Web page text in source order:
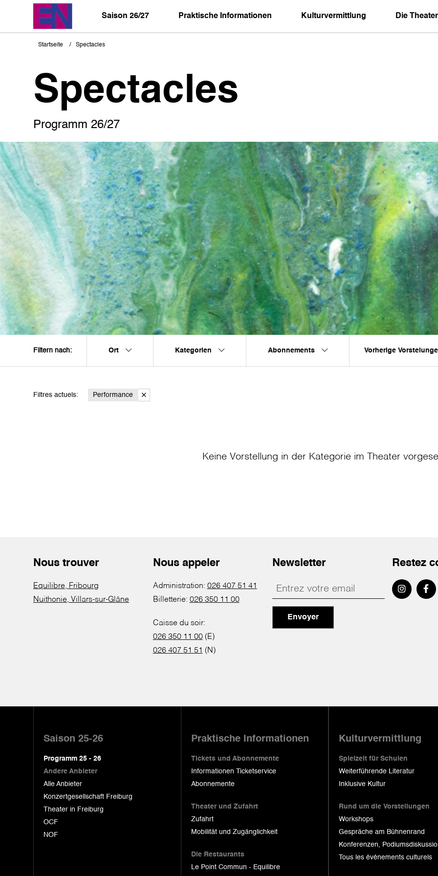
Saison 26/27 Praktische Informationen Kulturvermittlung Die Theater
Pfadnavigation
Startseite Spectacles
Spectacles
Programm 26/27
Filtern nach: Ort Kategorien Abonnements Vorherige
Filtres actuels: Performance
Keine Vorstellung in der Kategorie im Theater
Nous trouver
Equilibre, Fribourg
Nuithonie, Villars-sur-Glâne
Nous appeler
Administration: 026 407 51 41
Billetterie: 026 350 11 00
Caisse du soir:
026 350 11 00(E)
026 407 51 51 (N)
Newsletter
Envoyer
Restez
Saison 25-26
Programm 25 - 26
Andere Anbieter
Alle Anbieter
Konzertgesellschaft Freiburg
Theater in Freiburg
OCF
NOF
Praktische Informationen
Tickets und Abonnemente
Informationen Ticketservice
Abonnemente
Theater und Zufahrt
Zufahrt
Mobilität und Zugänglichkeit
Die Restaurants
Le Point Commun - Equilibre
Kulturvermittlung
Spielzeit für Schulen
Weiterführende Literatur
Inklusive Kultur
Rund um die Vorstellungen
Workshops
Gespräche am Bühnenrand
Konferenzen,
Tous les événements culturels